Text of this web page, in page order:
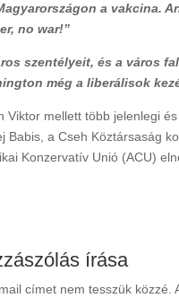
a vakcina.
no war!”
szentélyeit, és a város
még a liberálisok
Viktor mellett több jelenlegi
Babis, a Cseh Köztársaság
Konzervatív Unió (ACU)
írása
címet nem tesszük közzé.